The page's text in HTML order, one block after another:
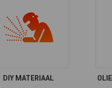
DIY MATERIAAL